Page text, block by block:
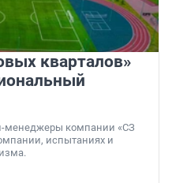
кварталов»
менеджеры компании «СЗ
испытаниях и